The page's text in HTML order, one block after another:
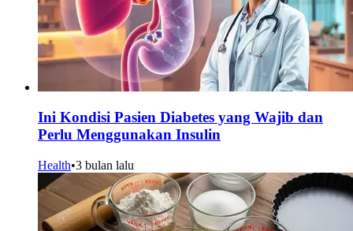
Ini Kondisi Pasien Diabetes yang Wajib dan
Perlu Menggunakan Insulin
Health•3 bulan lalu